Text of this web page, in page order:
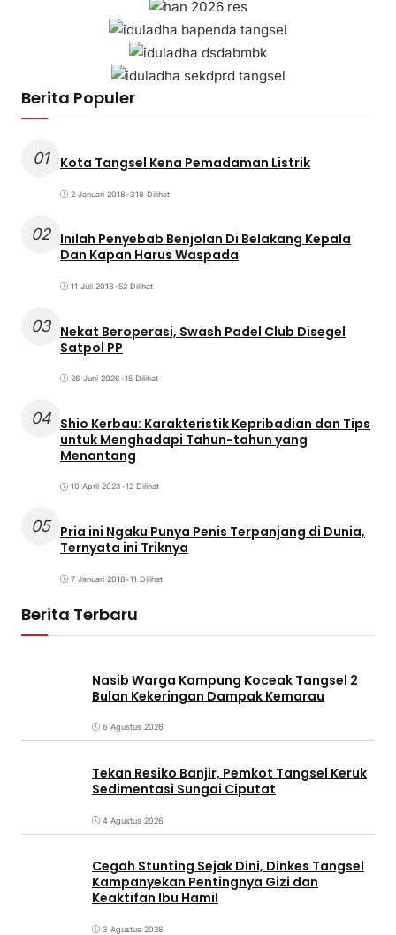
Berita Populer
01 Kota Tangsel Kena Pemadaman Listrik
2 Januari 2018•318 Dilihat
02 Inilah Penyebab Benjolan Di Belakang Kepala
Dan Kapan Harus Waspada
11 Juli 2018•52 Dilihat
03 Nekat Beroperasi, Swash Padel Club Disegel
Satpol PP
26 Juni 2026•15 Dilihat
04 Shio Kerbau: Karakteristik Kepribadian dan Tips
untuk Menghadapi Tahun-tahun yang
Menantang
10 April 2023•12 Dilihat
05 Pria ini Ngaku Punya Penis Terpanjang di Dunia,
Ternyata ini Triknya
7 Januari 2018•11 Dilihat
Berita Terbaru
Nasib Warga Kampung Koceak Tangsel 2
Bulan Kekeringan Dampak Kemarau
6 Agustus 2026
Tekan Resiko Banjir, Pemkot Tangsel Keruk
Sedimentasi Sungai Ciputat
4 Agustus 2026
Cegah Stunting Sejak Dini, Dinkes Tangsel
Kampanyekan Pentingnya Gizi dan
Keaktifan Ibu Hamil
3 Agustus 2026